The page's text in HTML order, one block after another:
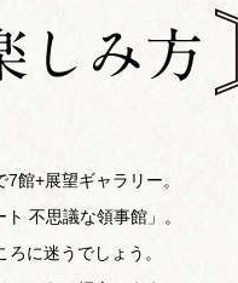
館+展望ギャラリー。
不思議な領事館」。
に迷うでしょう。